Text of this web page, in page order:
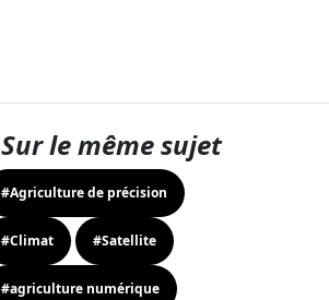
Sur le même sujet
#Agriculture de précision
#Climat #Satellite
#agriculture numérique